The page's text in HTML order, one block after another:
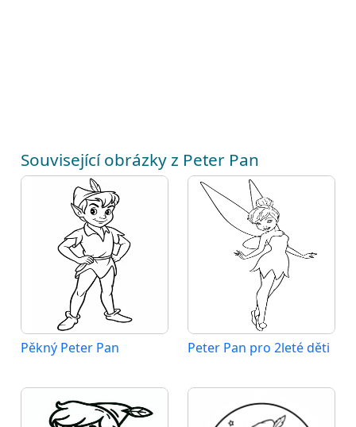
Související obrázky z Peter Pan
Pěkný Peter Pan Peter Pan pro 2leté děti